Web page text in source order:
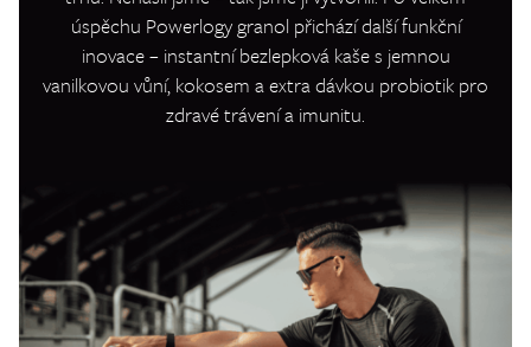
úspěchu Powerlogy granol přichází další funkční
inovace – instantní bezlepková kaše s jemnou
vanilkovou vůní, kokosem a extra dávkou probiotik pro
zdravé trávení a imunitu.